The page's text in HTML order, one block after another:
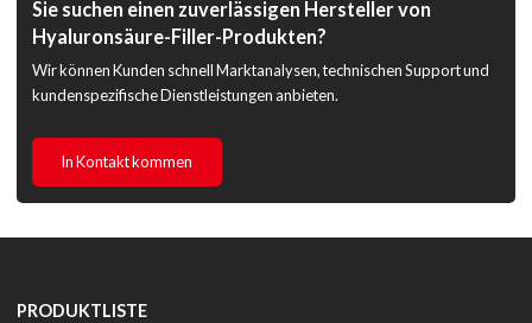
Sie suchen einen zuverlässigen Hersteller von
Hyaluronsäure-Filler-Produkten?
Wir können Kunden schnell Marktanalysen, technischen Support und
kundenspezifische Dienstleistungen anbieten.
In Kontakt kommen
PRODUKTLISTE